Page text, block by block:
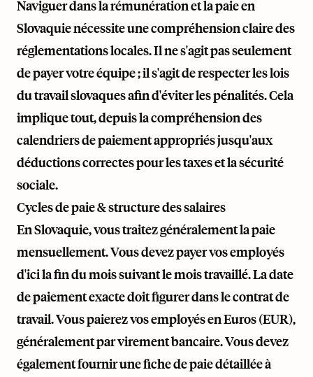
Naviguer dans la rémunération et la paie en
Slovaquie nécessite une compréhension claire des
réglementations locales. Il ne s'agit pas seulement
de payer votre équipe ; il s'agit de respecter les lois
du travail slovaques afin d'éviter les pénalités. Cela
implique tout, depuis la compréhension des
calendriers de paiement appropriés jusqu'aux
déductions correctes pour les taxes et la sécurité
sociale.
Cycles de paie & structure des salaires
En Slovaquie, vous traitez généralement la paie
mensuellement. Vous devez payer vos employés
d'ici la fin du mois suivant le mois travaillé. La date
de paiement exacte doit figurer dans le contrat de
travail. Vous paierez vos employés en Euros (EUR),
généralement par virement bancaire. Vous devez
également fournir une fiche de paie détaillée à